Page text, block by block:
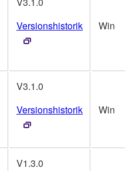
Versionshistorik
Win
V3.1.0
Versionshistorik
Win
V1.3.0